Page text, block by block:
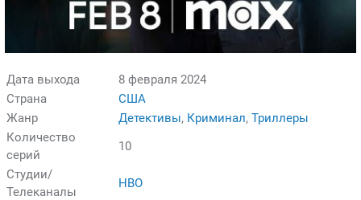
Дата выхода
8 февраля 2024
Страна
США
Жанр
Детективы, Криминал, Триллеры
Количество
серий
10
Студии/
Телеканалы
HBO